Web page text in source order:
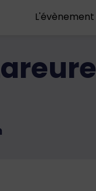
L'évènement